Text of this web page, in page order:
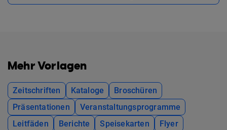
Mehr Vorlagen
Zeitschriften Kataloge
Broschüren
Präsentationen
Veranstaltungsprogramme
Leitfäden
Berichte Speisekarten
Flyer